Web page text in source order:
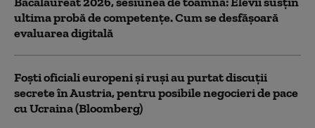
ultima probă de competențe. Cum se desfășoară
evaluarea digitală
Foști oficiali europeni și ruși au purtat discuții
secrete în Austria, pentru posibile negocieri de pace
cu Ucraina (Bloomberg)